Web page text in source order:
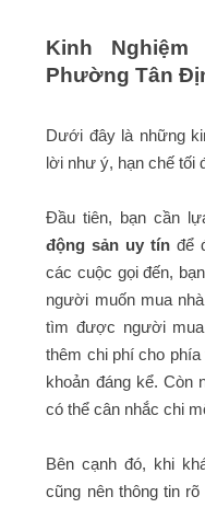
Kinh
Phường Tân
Dưới đây là những
lời như ý, hạn chế tối
Đầu tiên, bạn cần
động sản uy tínđể
các cuộc gọi đến,
người muốn mua
tìm được người
thêm chi phí cho
khoản đáng kể. Còn
có thể cân nhắc chi
Bên cạnh đó, khi
cũng nên thông tin